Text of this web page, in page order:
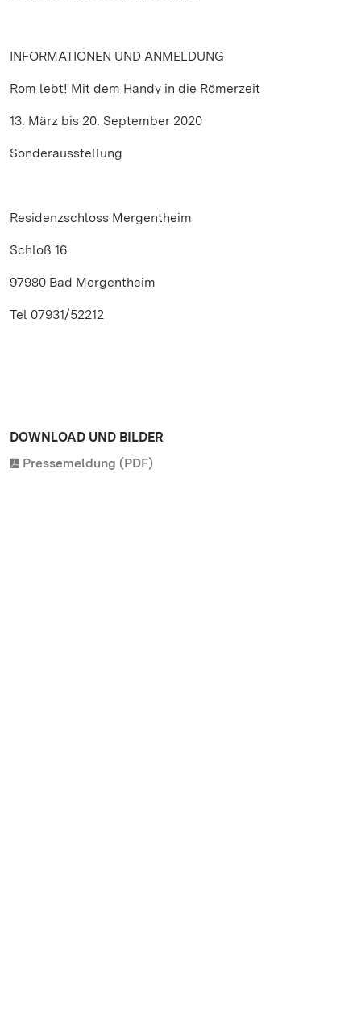
INFORMATIONEN UND ANMELDUNG
Rom lebt! Mit dem Handy in die Römerzeit
13. März bis 20. September 2020
Sonderausstellung
Residenzschloss Mergentheim
Schloß 16
97980 Bad Mergentheim
Tel 07931/52212
DOWNLOAD UND BILDER
Pressemeldung (PDF)